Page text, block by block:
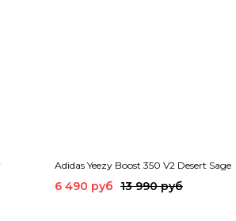
Adidas Yeezy Boost 350 V2 Desert Sage
6 490 руб 13 990 руб